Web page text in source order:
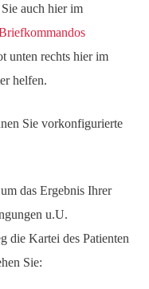
auch hier im
unten rechts hier im
helfen.
Sie vorkonfigurierte
das Ergebnis Ihrer
u.U.
die Kartei des Patienten
Sie: